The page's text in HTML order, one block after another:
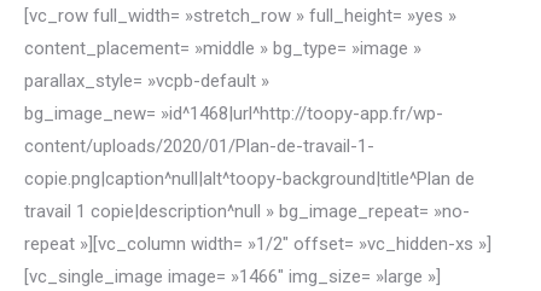
[vc_row full_width= »stretch_row » full_height= »yes »
content_placement= »middle » bg_type= »image »
parallax_style= »vcpb-default »
bg_image_new= »id^1468|url^http://toopy-app.fr/wp-
content/uploads/2020/01/Plan-de-travail-1-
copie.png|caption^null|alt^toopy-background|title^Plan de
travail 1 copie|description^null » bg_image_repeat= »no-
repeat »][vc_column width= »1/2″ offset= »vc_hidden-xs »]
[vc_single_image image= »1466″ img_size= »large »]